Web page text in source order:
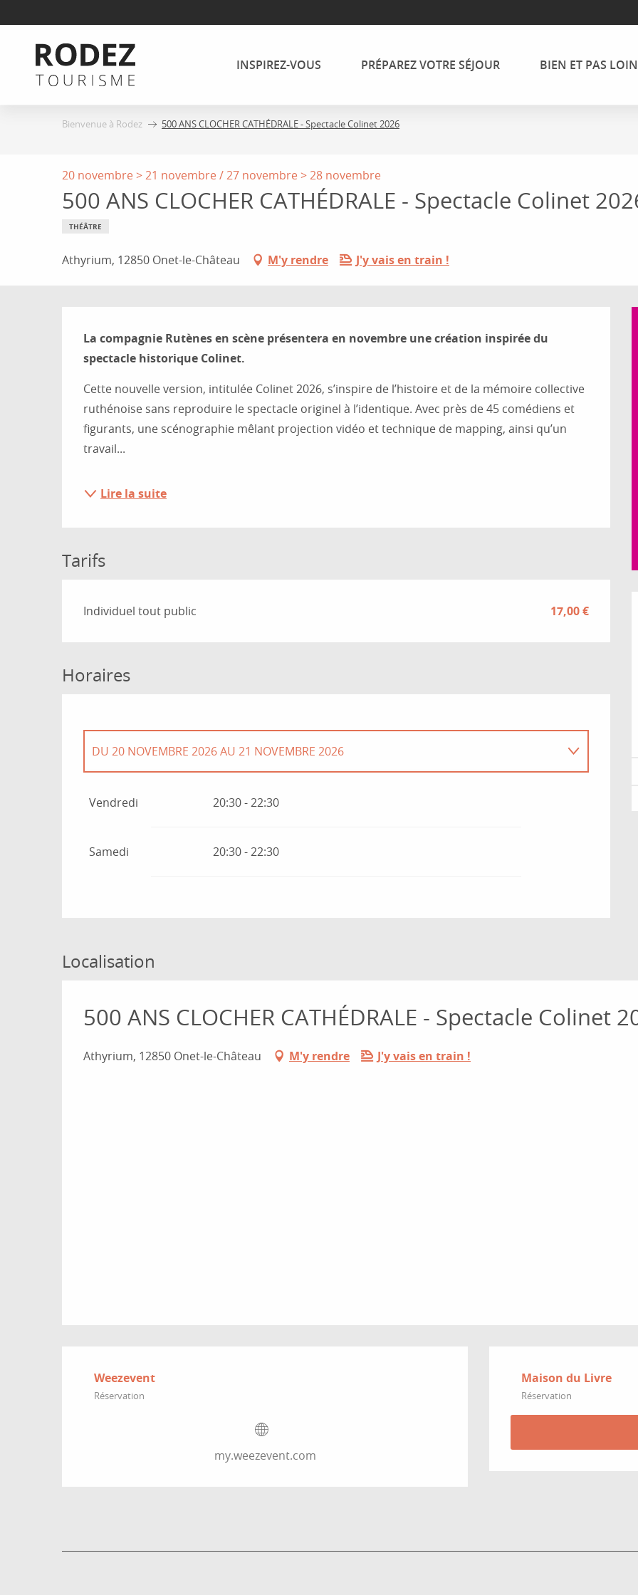
au
contenu
principal
INSPIREZ-VOUS PRÉPAREZ VOTRE SÉJOUR BIEN ET PAS LOIN
Bienvenue à Rodez 500 ANS CLOCHER CATHÉDRALE - Spectacle Colinet 2026
20 novembre > 21 novembre / 27 novembre > 28 novembre
500 ANS CLOCHER CATHÉDRALE - Spectacle Colinet
THÉÂTRE
Athyrium, 12850 Onet-le-Château M'y rendre J'y vais en train !
Description
La compagnie Rutènes en scène présentera en novembre une création inspirée du
spectacle historique Colinet.
Cette nouvelle version, intitulée Colinet 2026, s’inspire de l’histoire et de la mémoire collective
ruthénoise sans reproduire le spectacle originel à l’identique. Avec près de 45 comédiens et
figurants, une scénographie mêlant projection vidéo et technique de mapping, ainsi qu’un
travail...
Lire la suite
Tarifs
Tarifs 2026
Individuel tout public 17,00 €
Horaires
DU 20 NOVEMBRE 2026AU 21 NOVEMBRE 2026
Vendredi 20:30 - 22:30
Samedi 20:30 - 22:30
Localisation
500 ANS CLOCHER CATHÉDRALE - Spectacle Colinet
Athyrium, 12850 Onet-le-Château M'y rendre J'y vais en train !
Weezevent
Réservation
my.weezevent.com
Maison du Livre
Réservation